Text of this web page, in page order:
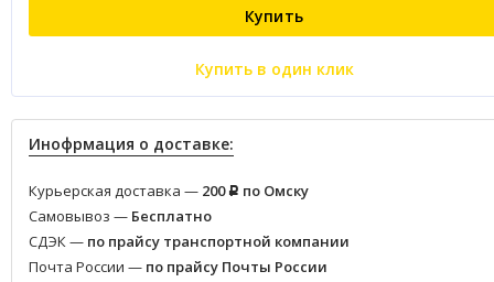
Купить
Купить в один клик
Инофрмация о доставке:
Курьерская доставка — 200 Р по Омску
Самовывоз — Бесплатно
СДЭК — по прайсу транспортной компании
Почта России — по прайсу Почты России